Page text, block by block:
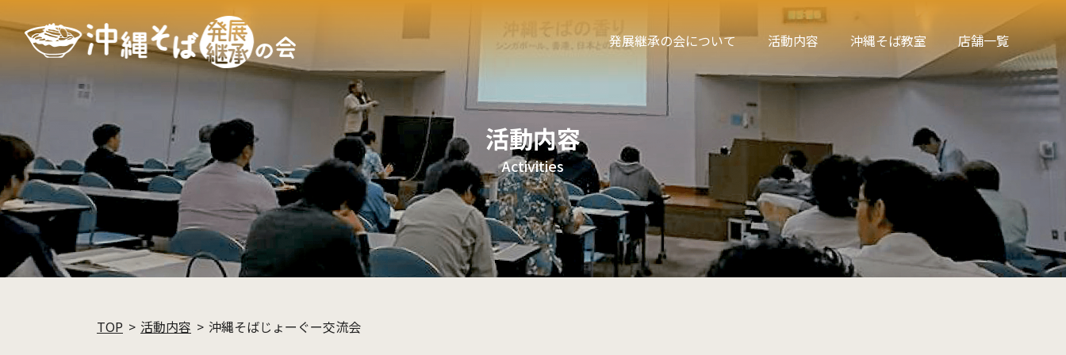
発展継承の会について 活動内容 沖縄そば教室 店舗一覧
活動内容
Activities
TOP 活動内容 沖縄そばじょーぐー交流会